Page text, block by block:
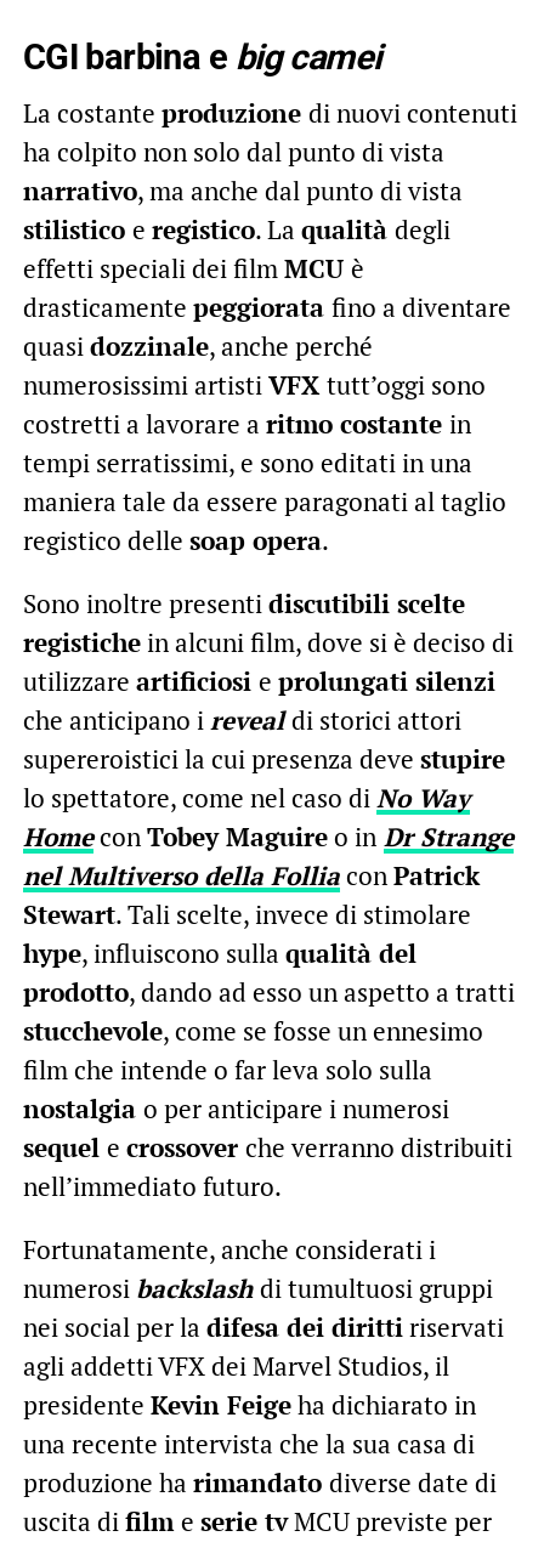
CGI barbina e big camei
La costante produzione di nuovi contenuti
ha colpito non solo dal punto di vista
narrativo, ma anche dal punto di vista
stilistico e registico. La qualità degli
effetti speciali dei filmMCU è
drasticamente peggiorata fino a diventare
quasidozzinale, anche perché
numerosissimi artistiVFXtutt’oggi sono
costretti a lavorare a ritmo costante in
tempi serratissimi, e sono editati in una
maniera tale da essere paragonati al taglio
registico delle soap opera.
Sono inoltre presentidiscutibili scelte
registichein alcuni film, dove si è deciso di
utilizzare artificiosi e prolungati silenzi
che anticipano irevealdi storici attori
supereroistici la cui presenza deve stupire
lo spettatore, come nel caso diNo Way
HomeconTobey Maguireo in Dr Strange
nel Multiverso della FolliaconPatrick
Stewart. Tali scelte, invece di stimolare
hype, influiscono sulla qualità del
prodotto, dando ad esso un aspetto a tratti
stucchevole, come se fosse un ennesimo
film che intende o far leva solo sulla
nostalgia o per anticipare i numerosi
sequel e crossover che verranno distribuiti
nell’immediato futuro.
Fortunatamente, anche considerati i
numerosi backslashdi tumultuosi gruppi
nei social per la difesa dei dirittiriservati
agli addetti VFX dei Marvel Studios, il
presidente Kevin Feigeha dichiarato in
una recente intervista che la sua casa di
produzione ha rimandato diverse date di
uscita difilme serie tvMCU previste per